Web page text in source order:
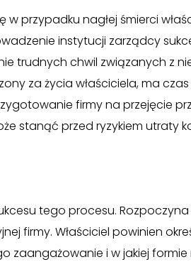
przypadku nagłej śmierci
instytucji zarządcy
trudnych chwil związanych z
za życia właściciela, ma
firmy na przejęcie
stanąć przed ryzykiem utraty
tego procesu.
firmy. Właściciel powinien
zaangażowanie i w jakiej